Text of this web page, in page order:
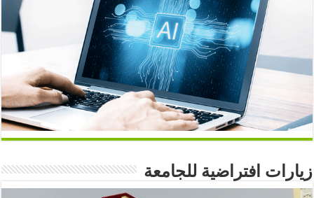
زيارات افتراضية للجامعة